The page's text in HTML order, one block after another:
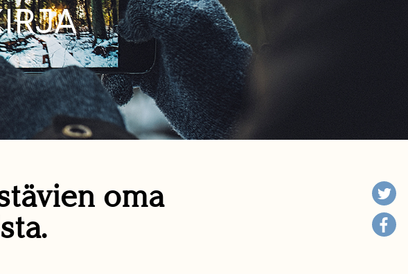
oma